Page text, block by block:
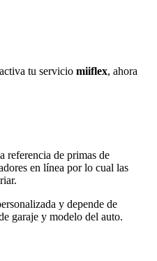
tu servicio miiflex, ahora
referencia de primas de
en línea por lo cual las
y depende de
garaje y modelo del auto.